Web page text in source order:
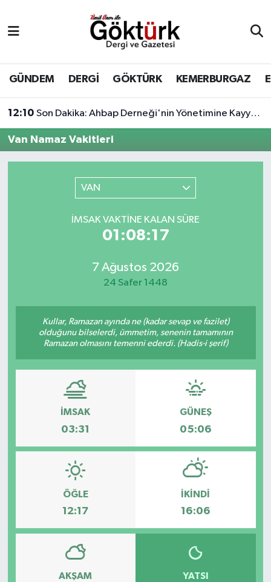
GÜNDEM DERGİ GÖKTÜRK KEMERBURGAZ
12:10 Son Dakika: Ahbap Derneği'nin Yönetimine Kayyum Atandı
Van Namaz Vakitleri
VAN
İMSAK VAKTINE KALAN SÜRE
01:08:17
7 Ağustos 2026
24 Safer 1448
Kullar, Ramazan ayında ne (kadar sevap ve fazilet)
olduğunu bilselerdi, ümmetim, senenin tamamının
Ramazan olmasını temenni ederdi. (Hadis-i şerif)
İMSAK
03:31
GÜNEŞ
05:06
ÖĞLE
12:17
İKINDI
16:06
AKŞAM YATSI
BİLİM
DERGİ
DÜNYA
EKONOMİ
KÜLTÜR - SANAT
ÖZEL HABER
SAĞLIK
SPOR
TEKNOLOJİ
TİCARET
Eyüpsultan Hava Durumu
Eyüpsultan Trafik Yoğunluk Haritası
Süper Lig Puan Durumu ve Fikstür
Tüm Manşetler
Haber Arşivi